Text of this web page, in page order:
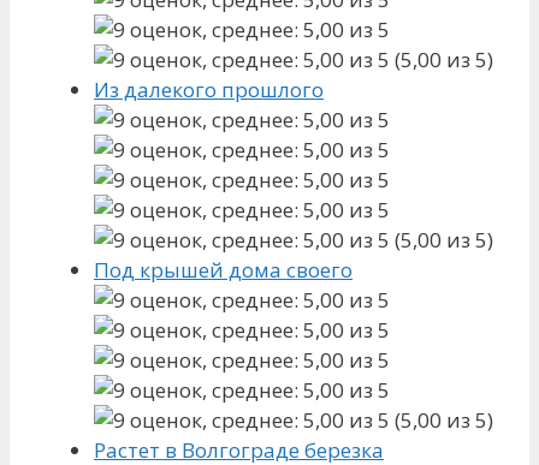
(5,00 из 5)
Из далекого прошлого
(5,00 из 5)
Под крышей дома своего
(5,00 из 5)
Растет в Волгограде березка